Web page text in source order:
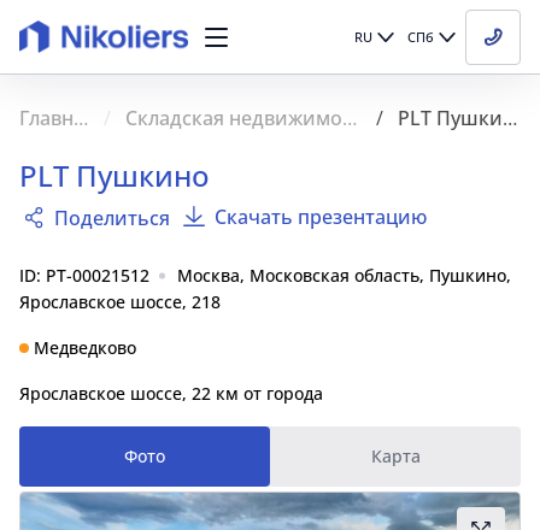
RU СПб
Главная Складская недвижимость PLT Пушкино
PLT Пушкино
Поделиться Скачать презентацию
ID: PT-00021512
Москва, Московская область, Пушкино,
Ярославское шоссе, 218
Медведково
Ярославское шоссе, 22 км от города
Фото Карта